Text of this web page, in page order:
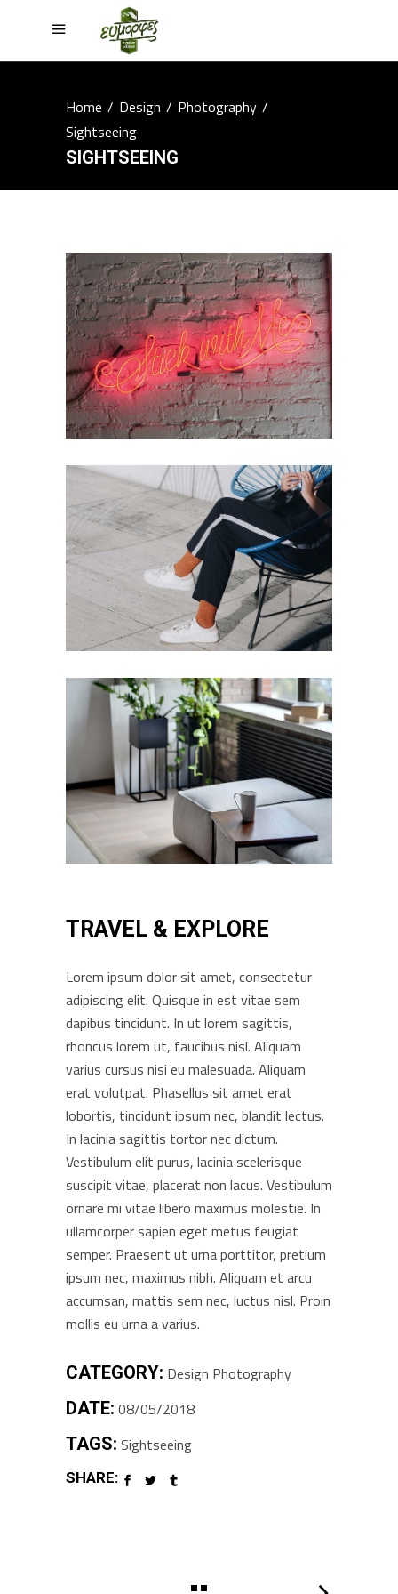
Home/Design/Photography/
Sightseeing
SIGHTSEEING
TRAVEL & EXPLORE
Lorem ipsum dolor sit amet, consectetur
adipiscing elit. Quisque in est vitae sem
dapibus tincidunt. In ut lorem sagittis,
rhoncus lorem ut, faucibus nisl. Aliquam
varius cursus nisi eu malesuada. Aliquam
erat volutpat. Phasellus sit amet erat
lobortis, tincidunt ipsum nec, blandit lectus.
In lacinia sagittis tortor nec dictum.
Vestibulum elit purus, lacinia scelerisque
suscipit vitae, placerat non lacus. Vestibulum
ornare mi vitae libero maximus molestie. In
ullamcorper sapien eget metus feugiat
semper. Praesent ut urna porttitor, pretium
ipsum nec, maximus nibh. Aliquam et arcu
accumsan, mattis sem nec, luctus nisl. Proin
mollis eu urna a varius.
CATEGORY: Design Photography
DATE: 08/05/2018
TAGS: Sightseeing
SHARE: